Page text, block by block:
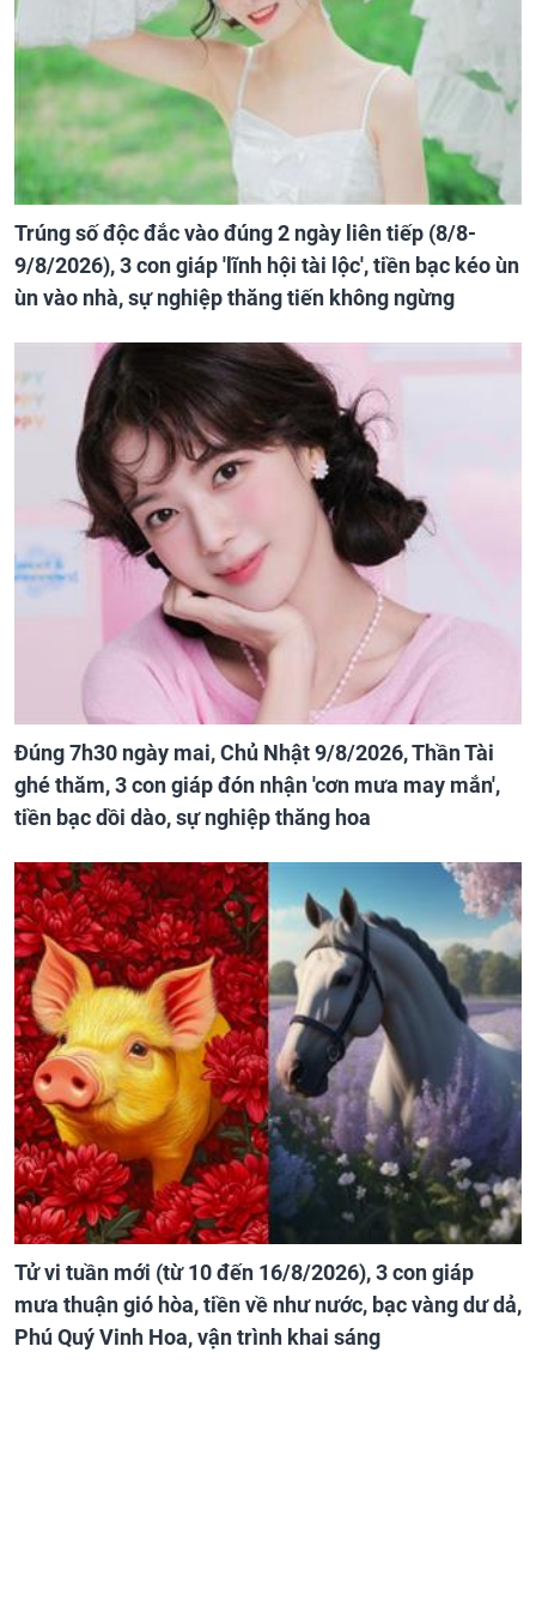
Trúng số độc đắc vào đúng 2 ngày liên tiếp (8/8-
9/8/2026), 3 con giáp 'lĩnh hội tài lộc', tiền bạc kéo ùn
ùn vào nhà, sự nghiệp thăng tiến không ngừng
Đúng 7h30 ngày mai, Chủ Nhật 9/8/2026, Thần Tài
ghé thăm, 3 con giáp đón nhận 'cơn mưa may mắn',
tiền bạc dồi dào, sự nghiệp thăng hoa
Tử vi tuần mới (từ 10 đến 16/8/2026), 3 con giáp
mưa thuận gió hòa, tiền về như nước, bạc vàng dư dả,
Phú Quý Vinh Hoa, vận trình khai sáng